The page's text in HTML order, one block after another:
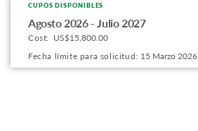
Apply
to
this
program
CUPOS DISPONIBLES
Agosto 2026 - Julio 2027
Cost: US$15,800.00
Fecha límite para solicitud: 15 Marzo 2026